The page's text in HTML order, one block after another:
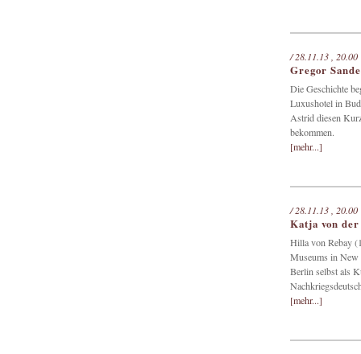
/ 28.11.13 ,
Gregor
Die Geschichte
Luxushotel in
Astrid diesen
bekommen.
[mehr...]
/ 28.11.13 ,
Katja von
Hilla von Rebay
Museums in New
Berlin selbst als
[mehr...]